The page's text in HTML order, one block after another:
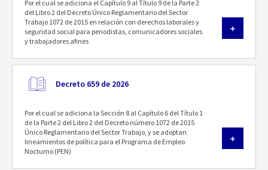
Por el cual se adiciona el Capítulo 9 al Título 9 de la Parte 2
del Libro 2 del Decreto Único Reglamentario del Sector
Trabajo 1072 de 2015 en relación con derechos laborales y
seguridad social para periodistas, comunicadores sociales
y trabajadores afines
Decreto 659 de 2026
Por el cual se adiciona la Sección 8 al Capítulo 6 del Título 1
de la Parte 2 del Libro 2 del Decreto número 1072 de 2015
Único Reglamentario del Sector Trabajo, y se adoptan
lineamientos de política para el Programa de Empleo
Nocturno (PEN)